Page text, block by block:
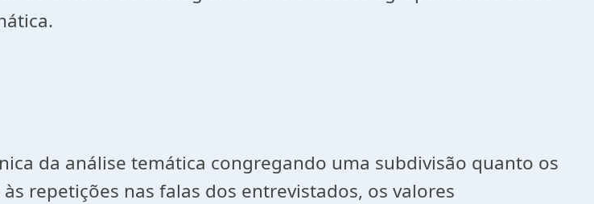
da análise temática congregando uma subdivisão quanto os
repetições nas falas dos entrevistados, os valores